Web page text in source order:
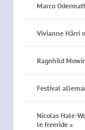
Marco
Vivianne Härri
Ragnhild
Festival
Nicolas Hale-
le freeride »